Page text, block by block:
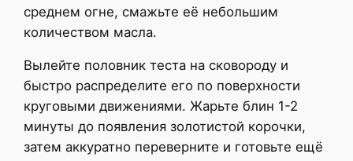
среднем огне, смажьте её небольшим
количеством масла.
Вылейте половник теста на сковороду и
быстро распределите его по поверхности
круговыми движениями. Жарьте блин 1-2
минуты до появления золотистой корочки,
затем аккуратно переверните и готовьте ещё